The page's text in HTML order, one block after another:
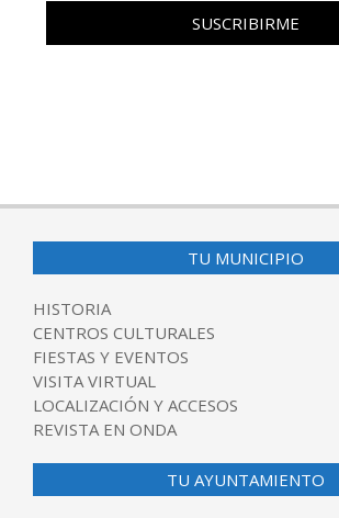
TU MUNICIPIO
HISTORIA
CENTROS CULTURALES
FIESTAS Y EVENTOS
VISITA VIRTUAL
LOCALIZACIÓN Y ACCESOS
REVISTA EN ONDA
TU AYUNTAMIENTO